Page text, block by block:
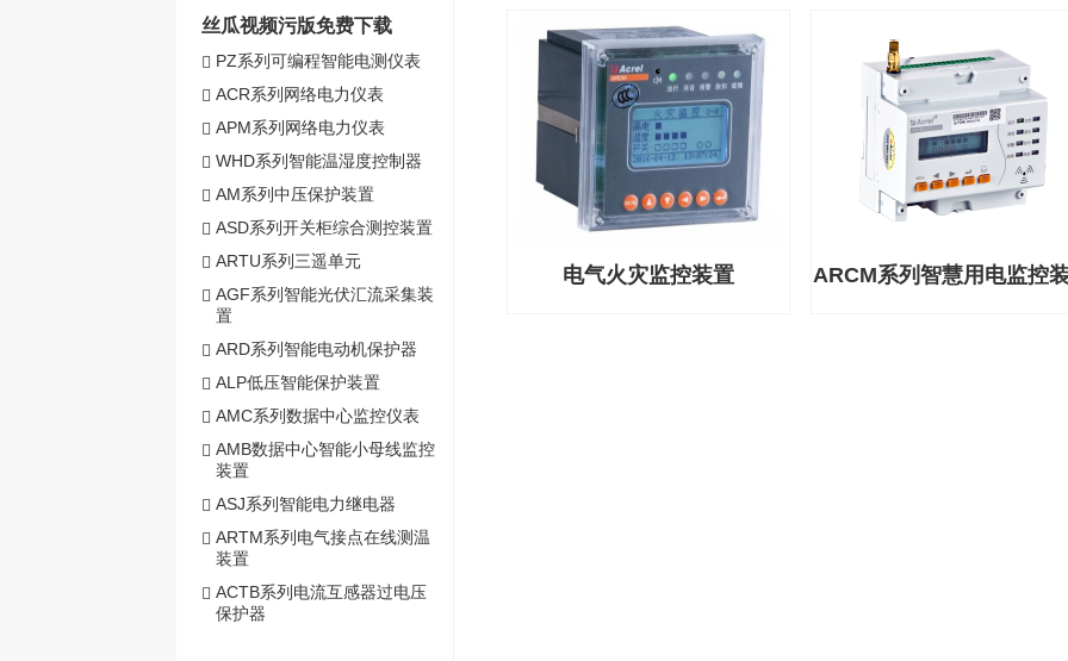
丝瓜视频污版免费下载
PZ系列可编程智能电测仪表
ACR系列网络电力仪表
APM系列网络电力仪表
WHD系列智能温湿度控制器
AM系列中压保护装置
ASD系列开关柜综合测控装置
ARTU系列三遥单元
AGF系列智能光伏汇流采集装
置
ARD系列智能电动机保护器
ALP低压智能保护装置
AMC系列数据中心监控仪表
AMB数据中心智能小母线监控
装置
ASJ系列智能电力继电器
ARTM系列电气接点在线测温
装置
ACTB系列电流互感器过电压
保护器
电气火灾监控装置 ARCM系列智慧用电监控